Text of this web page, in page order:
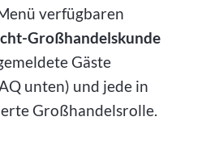
verfügbaren
Großhandelskunde
Gäste
unten) und jede in
Großhandelsrolle.